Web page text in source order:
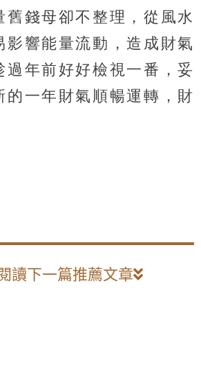
舊錢母卻不整理，從風水
影響能量流動，造成財氣
過年前好好檢視一番，妥
的一年財氣順暢運轉，財
讀下一篇推薦文章